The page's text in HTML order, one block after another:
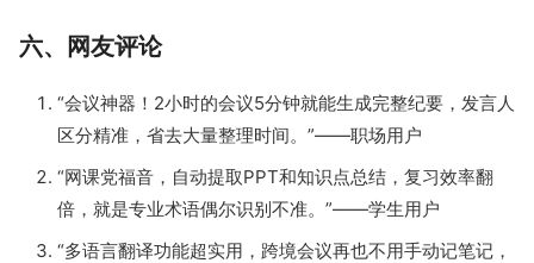
六、网友评论
“会议神器！2小时的会议5分钟就能生成完整纪要，发言人
区分精准，省去大量整理时间。”——职场用户
“网课党福音，自动提取PPT和知识点总结，复习效率翻
倍，就是专业术语偶尔识别不准。”——学生用户
“多语言翻译功能超实用，跨境会议再也不用手动记笔记，